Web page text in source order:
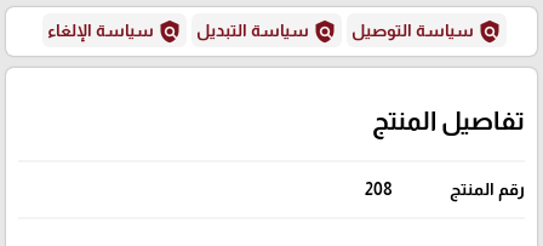
policy سياسة التوصيل policy سياسة التبديل policy سياسة الإلغاء
تفاصيل المنتج
رقم المنتج 208